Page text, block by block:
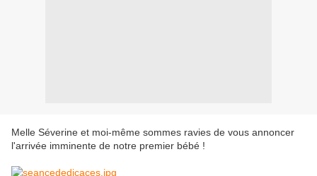
Melle Séverine et moi-même sommes ravies de vous annoncer
l'arrivée imminente de notre premier bébé !